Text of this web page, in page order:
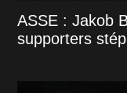
ASSE : Jakob
supporters